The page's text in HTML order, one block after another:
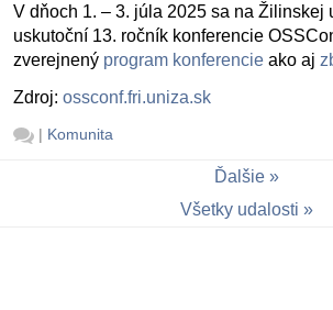
V dňoch 1. – 3. júla 2025 sa na Žilinskej
uskutoční 13. ročník konferencie
zverejnený program konferencie ako aj
Zdroj: ossconf.fri.uniza.sk
| Komunita
Ďalšie
Všetky udalosti